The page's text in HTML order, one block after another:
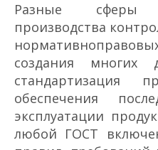
Разные сферы
производства
создания многих
стандартизация
обеспечения
эксплуатации
любой ГОСТ